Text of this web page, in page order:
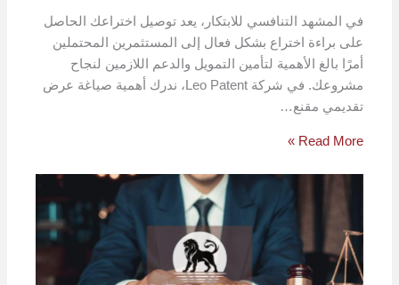
في المشهد التنافسي للابتكار، يعد توصيل اختراعك ​​الحاصل
على براءة اختراع بشكل فعال إلى المستثمرين المحتملين
أمرًا بالغ الأهمية لتأمين التمويل والدعم اللازمين لنجاح
مشروعك. في شركة Leo Patent، ندرك أهمية صياغة عرض
تقديمي مقنع…
Read More »